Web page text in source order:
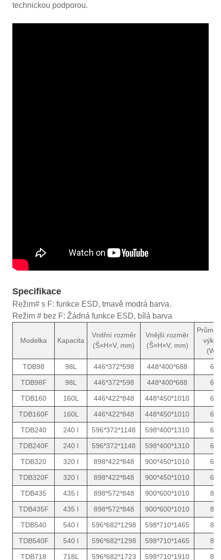
technickou podporou.
Specifikace
Režim# s F: funkce ESD, tmavě modrá barva.
Režim # bez F: Žádná funkce ESD, bílá barva
Modelka Kapacita
Vnitřní rozměr
(Š×H×V, mm)
Vnější rozměr
(Š×H×V, mm)
výkon
(W)
TDB98
98L 446*372*598 448*400*688
6
TDB98F
98L 446*372*598 448*400*688
6
TDB160
160L 446*422*848 448*450*1010
6
TDB160F
160L 446*422*848 448*450*1010
6
TDB240
240 l 596*372*1148 598*400*1310
6
TDB240F
240 l 596*372*1148 598*400*1310
6
TDB320
320 l 898*422*848 900*450*1010
6
TDB320F
320 l 898*422*848 900*450*1010
6
TDB435
435 l 898*572*848 900*600*1010
8
TDB435F
435 l 898*572*848 900*600*1010
8
TDB540
540 l 596*682*1298 598*710*1465
8
TDB540F
540 l 596*682*1298 598*710*1465
8
TDB718
718L 596*682*1723 598*710*1910 8